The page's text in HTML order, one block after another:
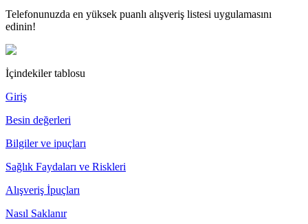
Telefonunuzda en yüksek puanlı alışveriş listesi uygulamasını
edinin!
İçindekiler tablosu
Giriş
Besin değerleri
Bilgiler ve ipuçları
Sağlık Faydaları ve Riskleri
Alışveriş İpuçları
Nasıl Saklanır